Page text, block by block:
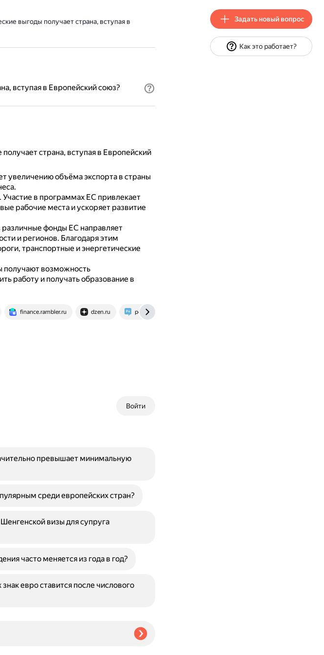
выгоды получает страна, вступая в
вступая в Европейский союз?
страна, вступая в Европейский
увеличению объёма экспорта в страны
. Участие в программах ЕС привлекает
рабочие места и ускоряет развитие
различные фонды ЕС направляет
и регионов. Благодаря этим
транспортные и энергетические
получают возможность
работу и получать образование в
finance.rambler.ru dzen.ru politics.stackexchange.com
Войти
превышает минимальную
среди европейских стран?
визы для супруга
часто меняется из года в год?
евро ставится после числового
Задать новый вопрос
Как это работает?